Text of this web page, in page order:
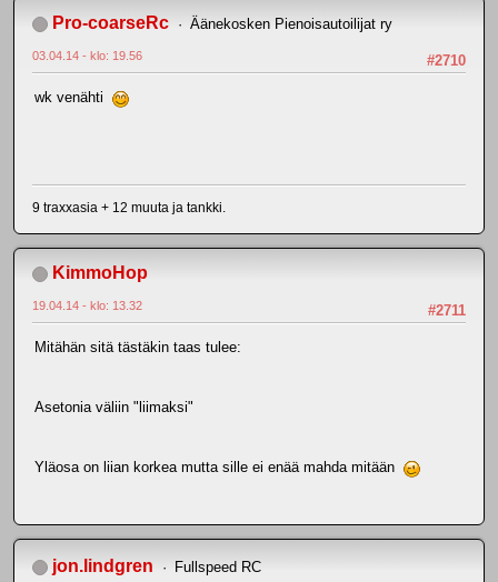
Pro-coarseRc Äänekosken Pienoisautoilijat ry
#2710
03.04.14 - klo: 19.56
wk venähti
9 traxxasia + 12 muuta ja tankki.
KimmoHop
#2711
19.04.14 - klo: 13.32
Mitähän sitä tästäkin taas tulee:
Asetonia väliin "liimaksi"
Yläosa on liian korkea mutta sille ei enää mahda mitään
jon.lindgren Fullspeed RC